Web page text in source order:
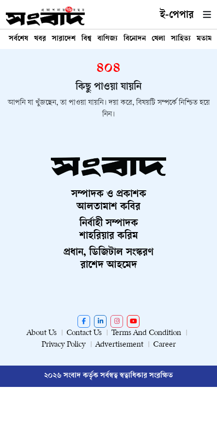
ই-পেপার
সর্বশেষ খবর সারাদেশ বিশ্ব বাণিজ্য বিনোদন খেলা সাহিত্য মতামত
৪০৪
কিছু পাওয়া যায়নি
আপনি যা খুঁজছেন, তা পাওয়া যায়নি। দয়া করে, বিষয়টি সম্পর্কে নিশ্চিত হয়ে
নিন।
সম্পাদক ও প্রকাশক
আলতামাশ কবির
নির্বাহী সম্পাদক
শাহরিয়ার করিম
প্রধান, ডিজিটাল সংস্করণ
রাশেদ আহমেদ
About Us Contact Us
Terms And Condition
Privacy Policy
Advertisement Career
২০২৬ সংবাদ কর্তৃক সর্বস্বত্ব স্বত্বাধিকার সংরক্ষিত